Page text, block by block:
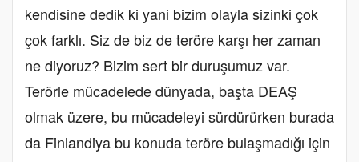
kendisine dedik ki yani bizim olayla sizinki çok
çok farklı. Siz de biz de teröre karşı her zaman
ne diyoruz? Bizim sert bir duruşumuz var.
Terörle mücadelede dünyada, başta DEAŞ
olmak üzere, bu mücadeleyi sürdürürken burada
da Finlandiya bu konuda teröre bulaşmadığı için